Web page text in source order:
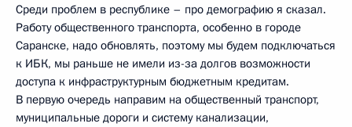
Среди проблем в республике – про демографию я сказал.
Работу общественного транспорта, особенно в городе
Саранске, надо обновлять, поэтому мы будем подключаться
к ИБК, мы раньше не имели из-за долгов возможности
доступа к инфраструктурным бюджетным кредитам.
В первую очередь направим на общественный транспорт,
муниципальные дороги и систему канализации,